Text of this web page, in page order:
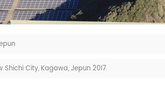
City, Kagawa, Jepun 2017